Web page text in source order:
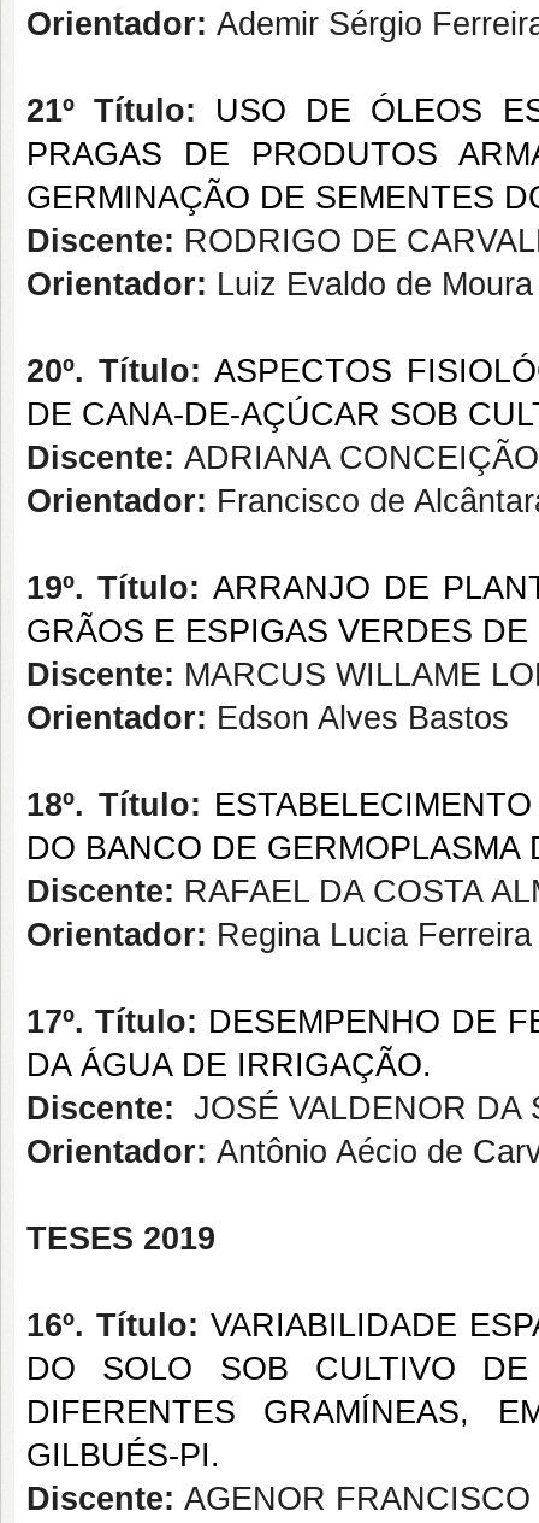
Orientador: Ademir Sérgio
21º Título: USO DE ÓLEOS
PRAGAS DE PRODUTOS
GERMINAÇÃO DE SEMENTES
Discente: RODRIGO DE
Orientador: Luiz Evaldo de
20º. Título:ASPECTOS
DE CANA-DE-AÇÚCAR SOB
Discente: ADRIANA
Orientador: Francisco de
19º. Título:ARRANJO DE
GRÃOS E ESPIGAS VERDES
Discente: MARCUS WILLAME
Orientador: Edson Alves Bastos
18º. Título:
DO BANCO DE GERMOPLASMA
Discente: RAFAEL DA COSTA
Orientador: Regina Lucia
17º. Título: DESEMPENHO DE
DA ÁGUA DE IRRIGAÇÃO.
Discente: JOSÉ VALDENOR DA
Orientador: Antônio Aécio de
TESES 2019
16º. Título: VARIABILIDADE
DO SOLO SOB CULTIVO DE
DIFERENTES GRAMÍNEAS,
GILBUÉS-PI.
Discente: AGENOR